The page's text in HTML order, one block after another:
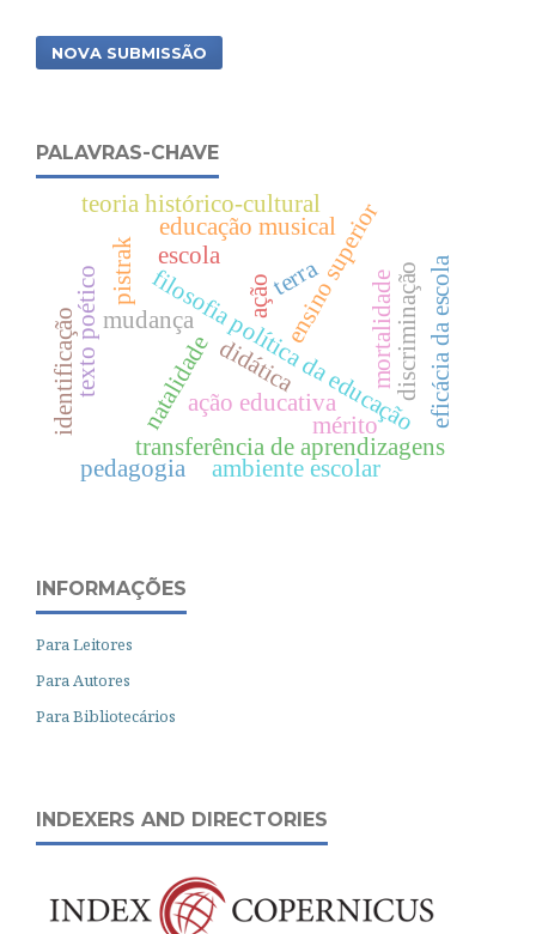
NOVA SUBMISSÃO
PALAVRAS-CHAVE
ensino superior
filosofia política da educação
transferência de aprendizagens
ação
natalidade mortalidade
ação educativa
escola
mudança
mérito
educação musical
eficácia da escola
texto poético
identificação
teoria histórico-cultural
pedagogia
pistrak terra
ambiente escolar
discriminação
didática
INFORMAÇÕES
Para Leitores
Para Autores
Para Bibliotecários
INDEXERS AND DIRECTORIES